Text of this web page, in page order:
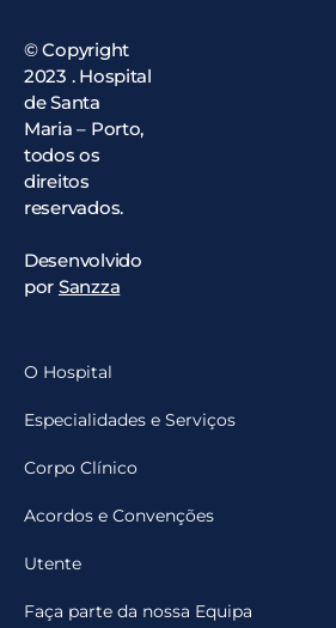
© Copyright
2023 . Hospital
de Santa
Maria – Porto,
todos os
direitos
reservados.
Desenvolvido
por Sanzza
O Hospital
Especialidades e Serviços
Corpo Clínico
Acordos e Convenções
Utente
Faça parte da nossa Equipa